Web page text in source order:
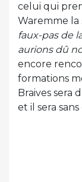
celui qui
Waremme la
faux-pas de
aurions dû
encore
formations
Braives sera
et il sera